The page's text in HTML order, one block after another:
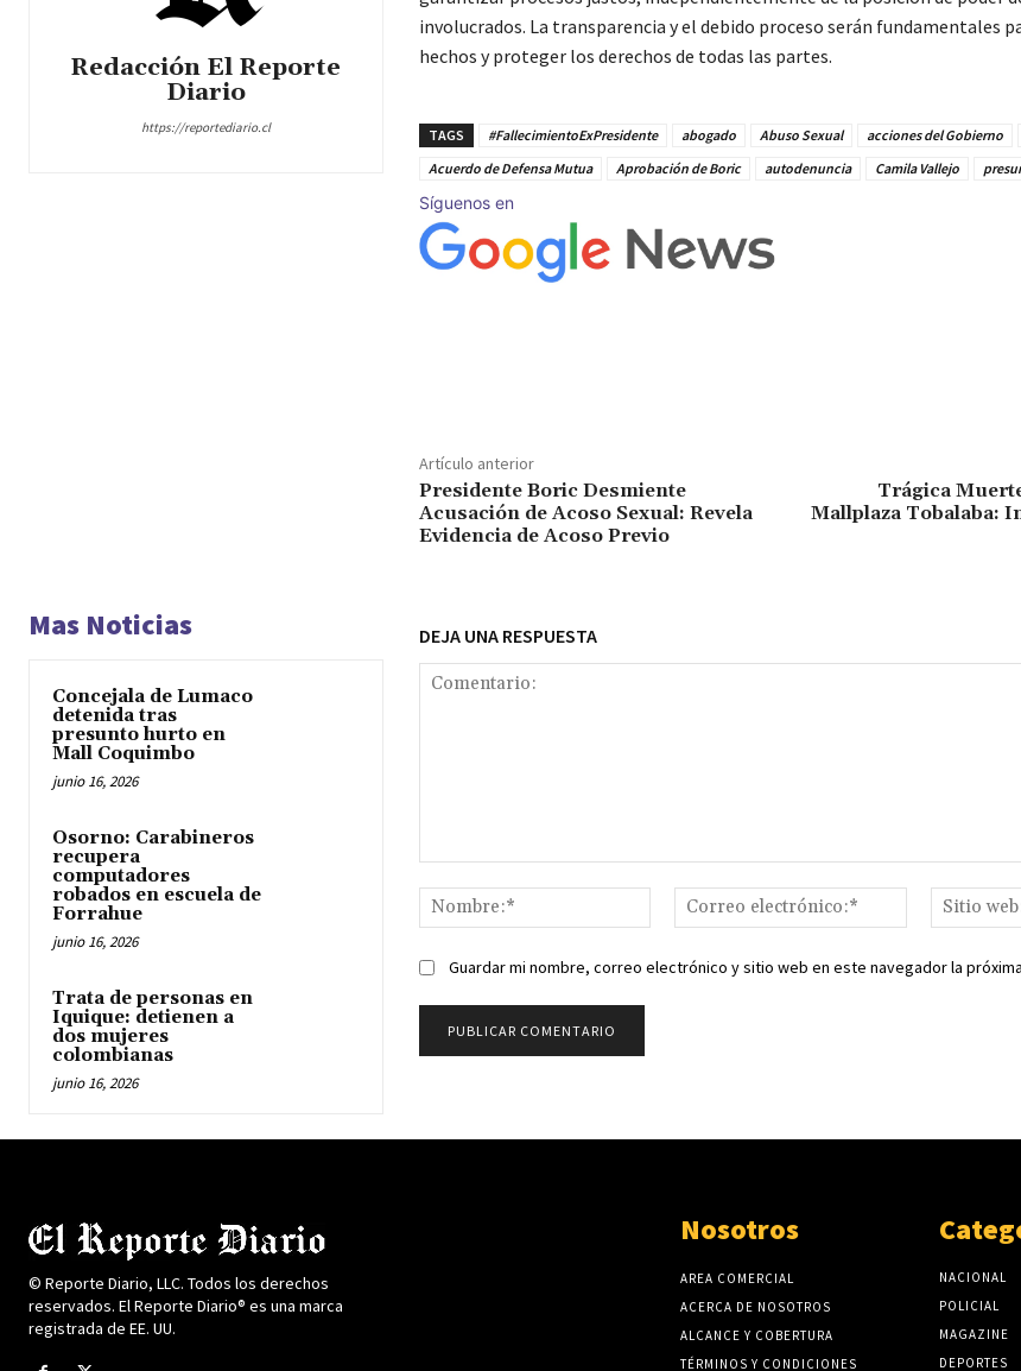
Redacción El Reporte
Diario
https://reportediario.cl
involucrados. La transparencia y el debido proceso serán fundamentales
hechos y proteger los derechos de todas las partes.
TAGS #FallecimientoExPresidente abogado Abuso Sexual acciones del Gobierno
Acuerdo de Defensa Mutua
Aprobación de Boric autodenuncia Camila Vallejo
Síguenos en
Artículo anterior
Presidente Boric Desmiente
Acusación de Acoso Sexual: Revela
Evidencia de Acoso Previo
Trágica
Mallplaza Tobalaba:
Mas Noticias
Concejala de Lumaco
detenida tras
presunto hurto en
Mall Coquimbo
junio 16, 2026
Osorno: Carabineros
recupera
computadores
robados en escuela de
Forrahue
junio 16, 2026
Trata de personas en
Iquique: detienen a
dos mujeres
colombianas
junio 16, 2026
DEJA UNA RESPUESTA
Nombre:*
Correo
electrónico:*
Guardar mi nombre, correo electrónico y sitio web en este navegador la
© Reporte Diario, LLC. Todos los derechos
reservados. El Reporte Diario® es una marca
registrada de EE. UU.
Nosotros
AREA COMERCIAL
ACERCA DE NOSOTROS
ALCANCE Y COBERTURA
TÉRMINOS Y CONDICIONES
NACIONAL
POLICIAL
MAGAZINE
DEPORTES